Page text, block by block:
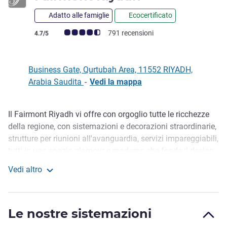
Adatto alle famiglie Ecocertificato
Giudizio clienti (Valutazione ALL)
4.7/5 791 recensioni
Business Gate, Qurtubah Area, 11552 RIYADH,
Arabia Saudita - Vedi la mappa
Descrizione
Il Fairmont Riyadh vi offre con orgoglio tutte le ricchezze
della regione, con sistemazioni e decorazioni straordinarie,
strutture per riunioni all'avanguardia, servizi impareggiabili,
al Business Gate, a 15 minuti dall'aeroporto e a 20 minuti
inclusa piscina coperta.
Vedi altro
Le nostre sistemazioni